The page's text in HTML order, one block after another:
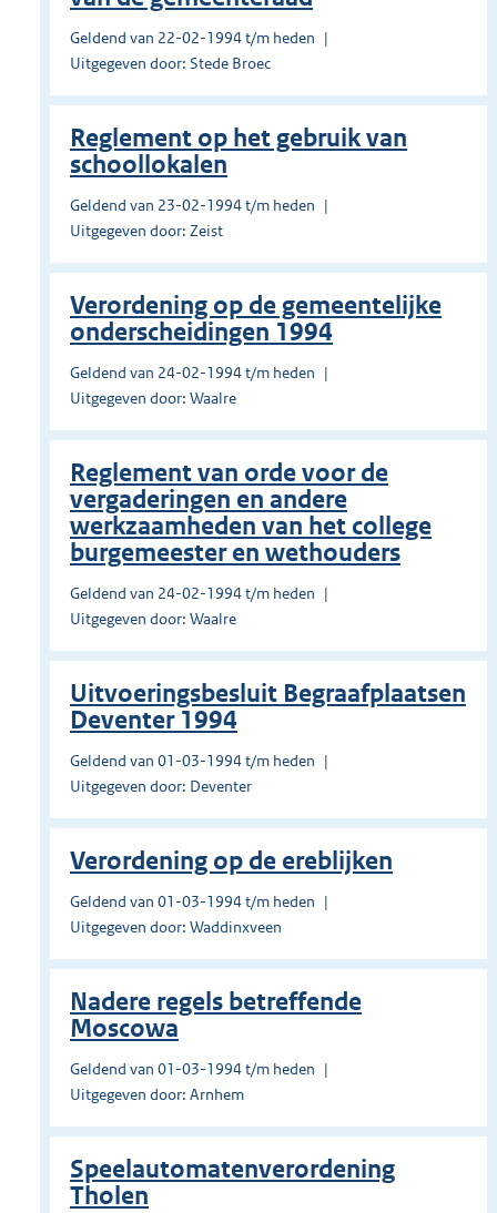
Geldend van 22-02-1994 t/m heden
Uitgegeven door: Stede Broec
Reglement op het gebruik van
schoollokalen
Geldend van 23-02-1994 t/m heden
Uitgegeven door: Zeist
Verordening op de gemeentelijke
onderscheidingen 1994
Geldend van 24-02-1994 t/m heden
Uitgegeven door: Waalre
Reglement van orde voor de
vergaderingen en andere
werkzaamheden van het college
burgemeester en wethouders
Geldend van 24-02-1994 t/m heden
Uitgegeven door: Waalre
Uitvoeringsbesluit Begraafplaatsen
Deventer 1994
Geldend van 01-03-1994 t/m heden
Uitgegeven door: Deventer
Verordening op de ereblijken
Geldend van 01-03-1994 t/m heden
Uitgegeven door: Waddinxveen
Nadere regels betreffende
Moscowa
Geldend van 01-03-1994 t/m heden
Uitgegeven door: Arnhem
Speelautomatenverordening
Tholen